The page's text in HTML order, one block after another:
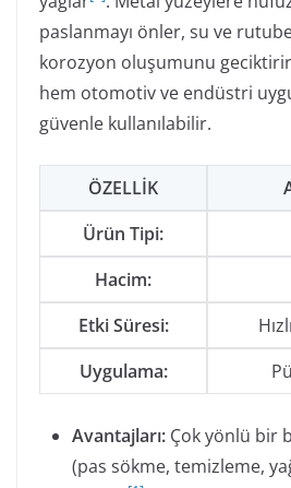
paslanmayı önler, su ve
korozyon oluşumunu
hem otomotiv ve endüstri
güvenle kullanılabilir.
ÖZELLIK
Ürün Tipi:
Hacim:
Etki Süresi:
Uygulama:
Avantajları: Çok yönlü bir
(pas sökme, temizleme,